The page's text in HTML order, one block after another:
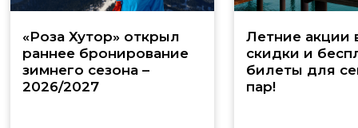
«Роза Хутор» открыл
раннее бронирование
зимнего сезона –
2026/2027
Летние акции
скидки и
билеты для
пар!